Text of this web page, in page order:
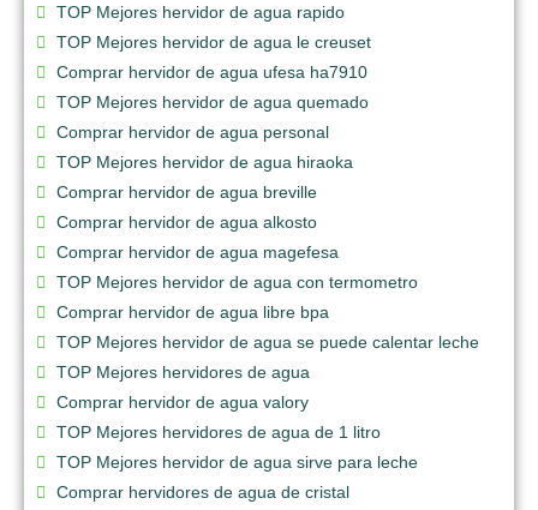
TOP Mejores hervidor de agua rapido
TOP Mejores hervidor de agua le creuset
Comprar hervidor de agua ufesa ha7910
TOP Mejores hervidor de agua quemado
Comprar hervidor de agua personal
TOP Mejores hervidor de agua hiraoka
Comprar hervidor de agua breville
Comprar hervidor de agua alkosto
Comprar hervidor de agua magefesa
TOP Mejores hervidor de agua con termometro
Comprar hervidor de agua libre bpa
TOP Mejores hervidor de agua se puede calentar leche
TOP Mejores hervidores de agua
Comprar hervidor de agua valory
TOP Mejores hervidores de agua de 1 litro
TOP Mejores hervidor de agua sirve para leche
Comprar hervidores de agua de cristal